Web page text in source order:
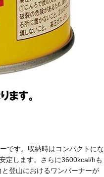
です。収納時はコンパクトにな
定します。さらに3600kcal/hも
登山におけるワンバーナーが